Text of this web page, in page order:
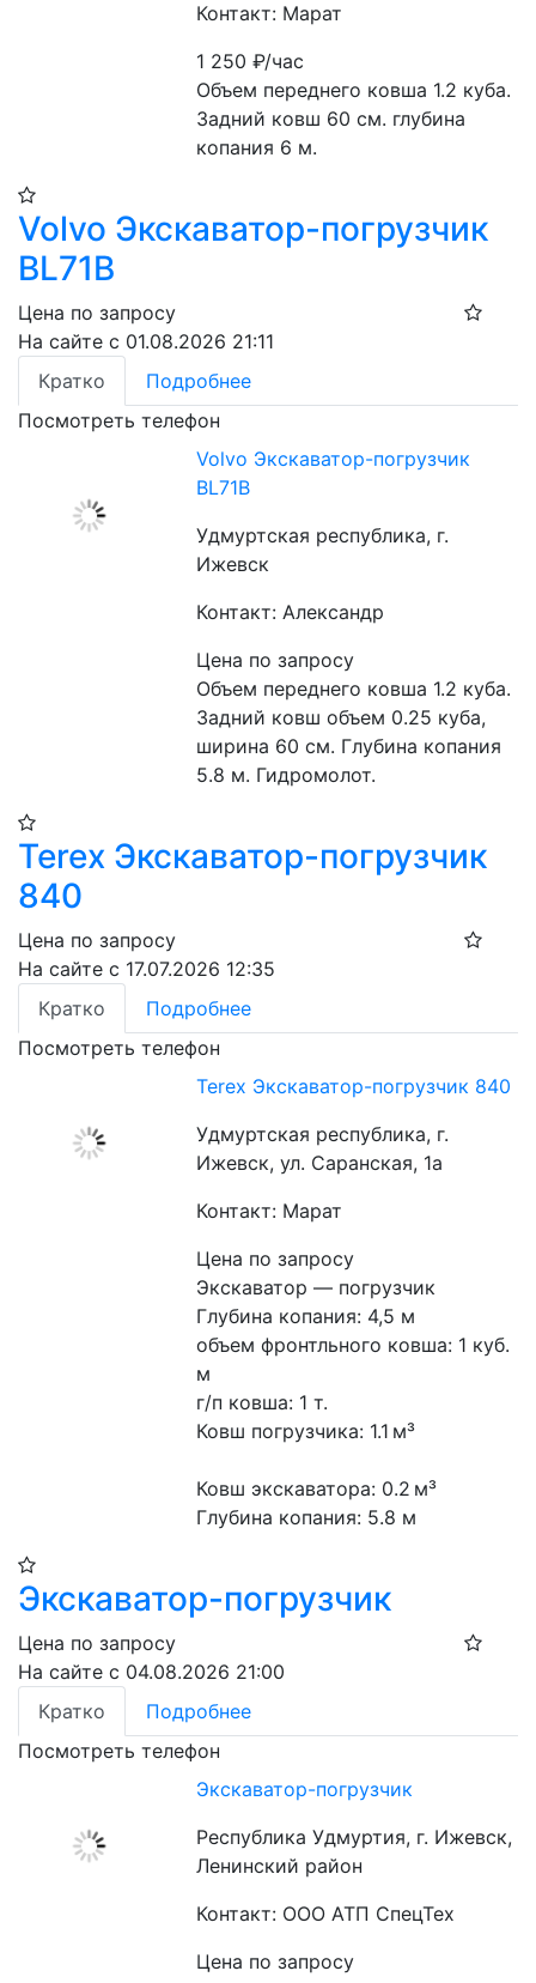
Контакт: Марат
1 250₽/час
Объем переднего ковша 1.2 куба.
Задний ковш 60 см. глубина
копания 6 м.
Volvo Экскаватор-погрузчик
BL71B
Цена по запросу
На сайте с 01.08.2026 21:11
Кратко
Подробнее
Посмотреть телефон
Volvo Экскаватор-погрузчик
BL71B
Удмуртская республика, г.
Ижевск
Контакт: Александр
Цена по запросу
Объем переднего ковша 1.2 куба.
Задний ковш объем 0.25 куба,
ширина 60 см. Глубина копания
5.8 м. Гидромолот.
Terex Экскаватор-погрузчик
840
Цена по запросу
На сайте с 17.07.2026 12:35
Кратко
Подробнее
Посмотреть телефон
Terex Экскаватор-погрузчик 840
Удмуртская республика, г.
Ижевск, ул. Саранская, 1а
Контакт: Марат
Цена по запросу
Экскаватор — погрузчик
Глубина копания: 4,5 м
объем фронтльного ковша: 1 куб.
м
г/п ковша: 1 т.
Ковш погрузчика: 1.1 м³
Ковш экскаватора: 0.2 м³
Глубина копания: 5.8 м
Экскаватор-погрузчик
Цена по запросу
На сайте с 04.08.2026 21:00
Кратко
Подробнее
Посмотреть телефон
Экскаватор-погрузчик
Республика Удмуртия, г. Ижевск,
Ленинский район
Контакт: ООО АТП СпецТех
Цена по запросу